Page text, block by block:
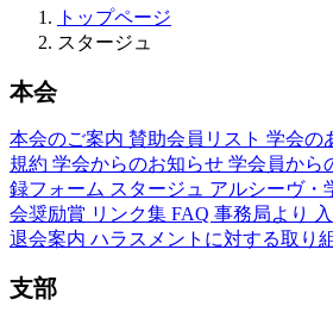
トップページ
スタージュ
本会
本会のご案内 賛助会員リスト 学会の
規約 学会からのお知らせ 学会員から
録フォーム スタージュ アルシーヴ・
会奨励賞 リンク集 FAQ 事務局より
退会案内 ハラスメントに対する取り
支部